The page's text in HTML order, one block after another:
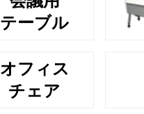
テーブル
オフィス
チェア